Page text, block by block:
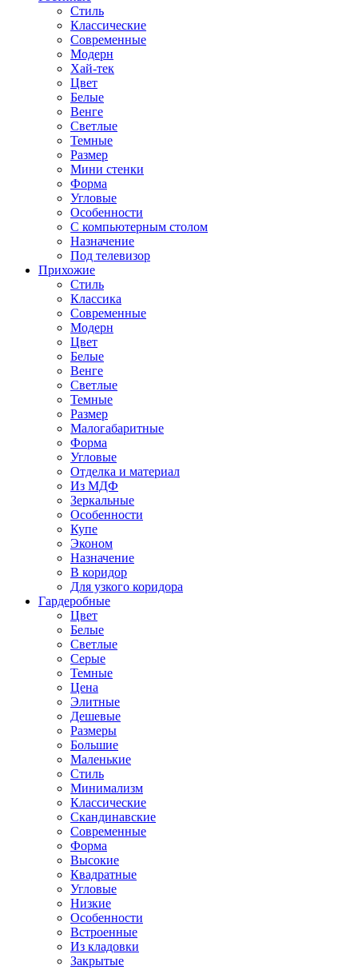
Стиль
Классические
Современные
Модерн
Хай-тек
Цвет
Белые
Венге
Светлые
Темные
Размер
Мини стенки
Форма
Угловые
Особенности
С компьютерным столом
Назначение
Под телевизор
Прихожие
Стиль
Классика
Современные
Модерн
Цвет
Белые
Венге
Светлые
Темные
Размер
Малогабаритные
Форма
Угловые
Отделка и материал
Из МДФ
Зеркальные
Особенности
Купе
Эконом
Назначение
В коридор
Для узкого коридора
Гардеробные
Цвет
Белые
Светлые
Серые
Темные
Цена
Элитные
Дешевые
Размеры
Большие
Маленькие
Стиль
Минимализм
Классические
Скандинавские
Современные
Форма
Высокие
Квадратные
Угловые
Низкие
Особенности
Встроенные
Из кладовки
Закрытые